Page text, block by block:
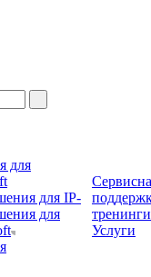
для
для IP-
для
тренинги
Услуги